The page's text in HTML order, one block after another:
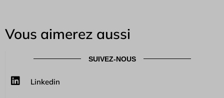
Vous aimerez aussi
SUIVEZ-NOUS
Linkedin